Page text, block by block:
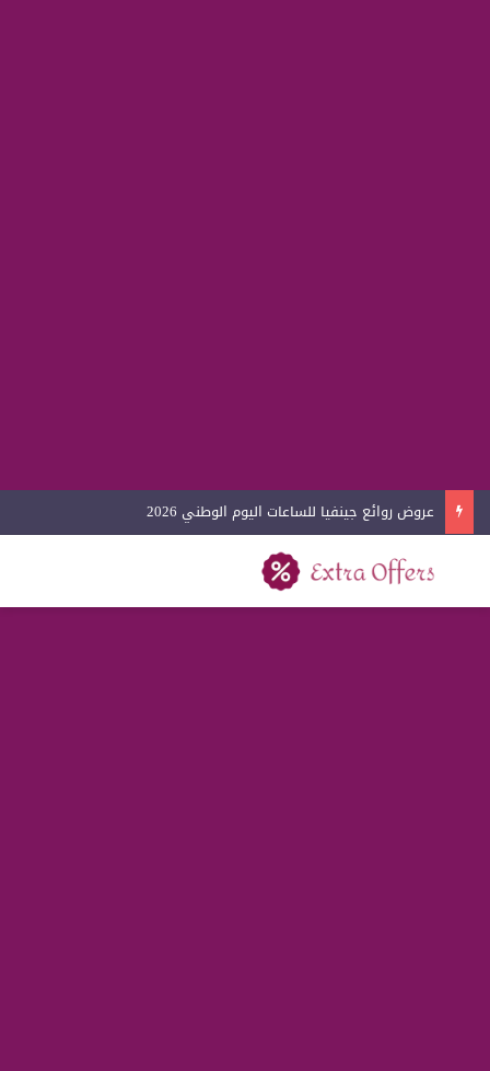
عروض روائع جينفيا للساعات اليوم الوطني 2026
بحث عن